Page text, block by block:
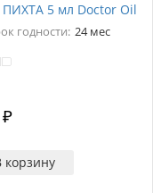
5 мл Doctor Oil
годности: 24 мес
корзину